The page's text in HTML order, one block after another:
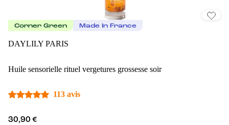
Corner Green Made In France
DAYLILY PARIS
Huile sensorielle rituel vergetures grossesse soir
113 avis
30,90 €